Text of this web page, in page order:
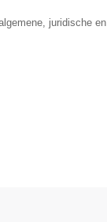
juridische en